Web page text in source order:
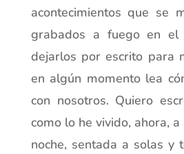
acontecimientos que se
grabados a fuego en el
dejarlos por escrito para
en algún momento lea
con nosotros. Quiero
como lo he vivido, ahora,
noche, sentada a solas y